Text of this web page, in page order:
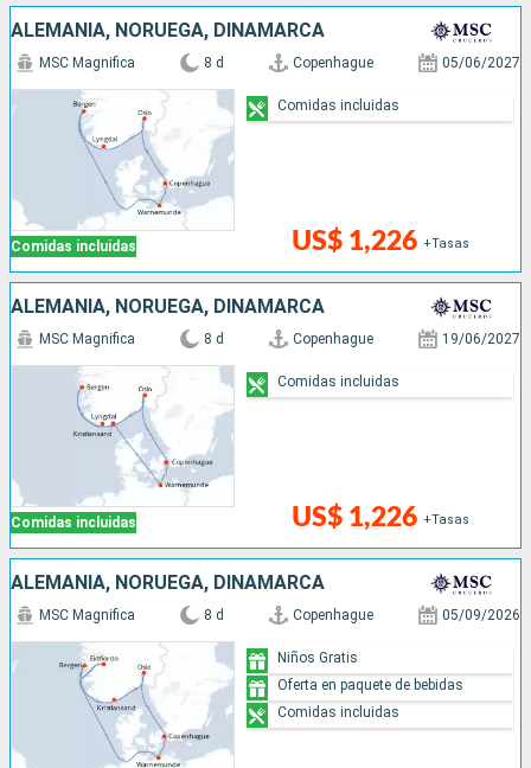
ALEMANIA, NORUEGA, DINAMARCA
Comidas incluidas
MSC Magnifica 8 d Copenhague 05/06/2027
US$ 1,226 +Tasas
Comidas incluidas
ALEMANIA, NORUEGA, DINAMARCA
Comidas incluidas
MSC Magnifica 8 d Copenhague 19/06/2027
US$ 1,226 +Tasas
Comidas incluidas
ALEMANIA, NORUEGA, DINAMARCA
MSC Magnifica 8 d Copenhague 05/09/2026
Niños Gratis
Oferta en paquete de bebidas
Comidas incluidas